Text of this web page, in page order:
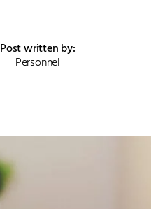
Post written by:
Personnel